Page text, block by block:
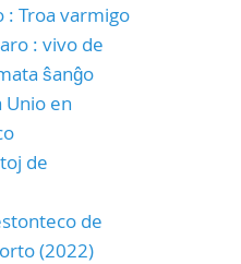
: Troa varmigo
: vivo de
ŝanĝo
Unio en
de
de
(2022)